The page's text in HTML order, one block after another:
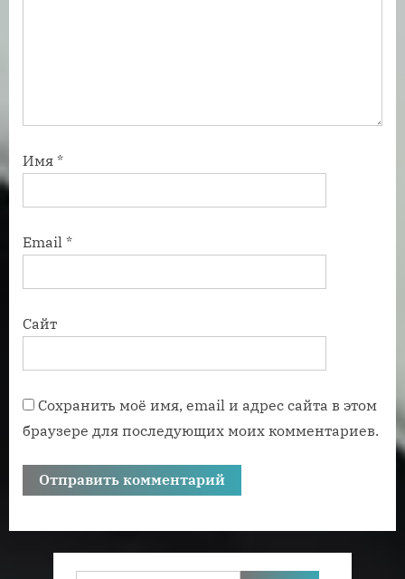
Имя *
Email *
Сайт
Сохранить моё имя, email и адрес сайта в этом
браузере для последующих моих комментариев.